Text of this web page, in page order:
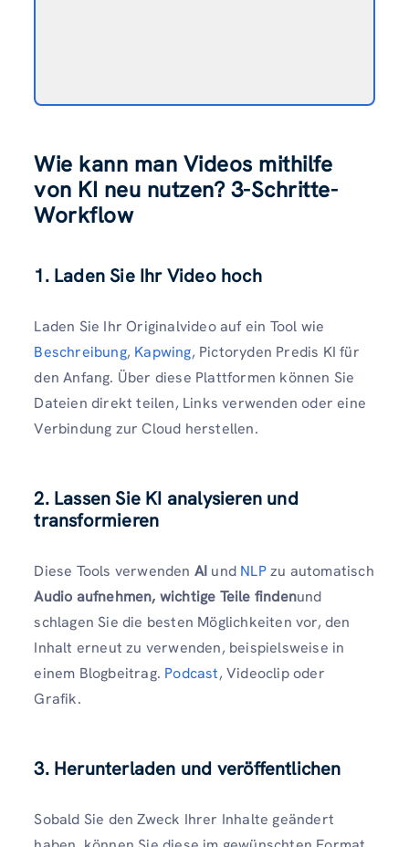
Wie kann man Videos mithilfe
von KI neu nutzen? 3-Schritte-
Workflow
1. Laden Sie Ihr Video hoch
Laden Sie Ihr Originalvideo auf ein Tool wie
Beschreibung, Kapwing, Pictoryden Predis KI für
den Anfang. Über diese Plattformen können Sie
Dateien direkt teilen, Links verwenden oder eine
Verbindung zur Cloud herstellen.
2. Lassen Sie KI analysieren und
transformieren
Diese Tools verwenden AI und NLPzu automatisch
Audio aufnehmen, wichtige Teile findenund
schlagen Sie die besten Möglichkeiten vor, den
Inhalt erneut zu verwenden, beispielsweise in
einem Blogbeitrag. Podcast, Videoclip oder
Grafik.
3. Herunterladen und veröffentlichen
Sobald Sie den Zweck Ihrer Inhalte geändert